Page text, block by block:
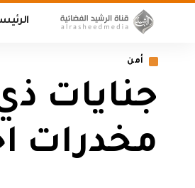
أمن
جنايات
مخدرات